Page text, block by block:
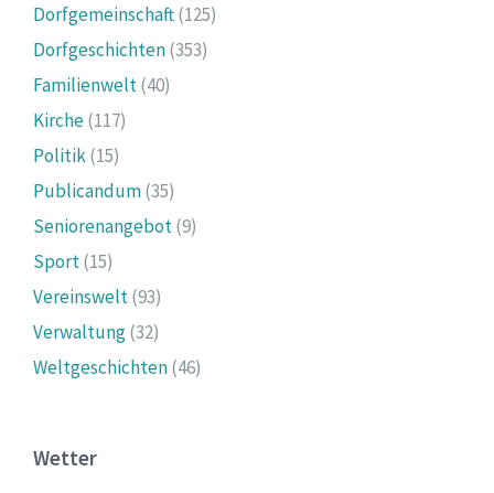
Dorfgemeinschaft(125)
Dorfgeschichten(353)
Familienwelt(40)
Kirche(117)
Politik(15)
Publicandum(35)
Seniorenangebot(9)
Sport(15)
Vereinswelt(93)
Verwaltung(32)
Weltgeschichten(46)
Wetter